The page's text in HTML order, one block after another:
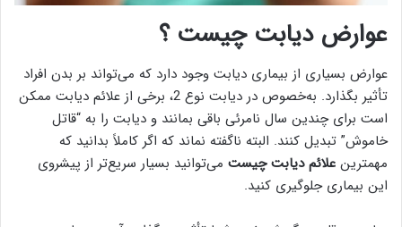
عوارض دیابت چیست ؟
عوارض بسیاری از بیماری دیابت وجود دارد که می‌تواند بر بدن افراد
تأثیر بگذارد. به‌خصوص در دیابت نوع 2، برخی از علائم دیابت ممکن
است برای چندین سال نامرئی باقی بمانند و دیابت را به “قاتل
خاموش” تبدیل کنند. البته ناگفته نماند که اگر کاملاً بدانید که
مهمترین علائم دیابت چیست می‌توانید بسیار سریع‌تر از پیشروی
این بیماری جلوگیری کنید.